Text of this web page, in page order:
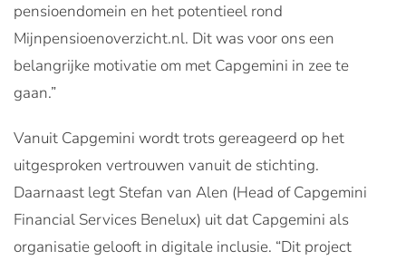
pensioendomein en het potentieel rond
Mijnpensioenoverzicht.nl. Dit was voor ons een
belangrijke motivatie om met Capgemini in zee te
gaan.”
Vanuit Capgemini wordt trots gereageerd op het
uitgesproken vertrouwen vanuit de stichting.
Daarnaast legt Stefan van Alen (Head of Capgemini
Financial Services Benelux) uit dat Capgemini als
organisatie gelooft in digitale inclusie. “Dit project